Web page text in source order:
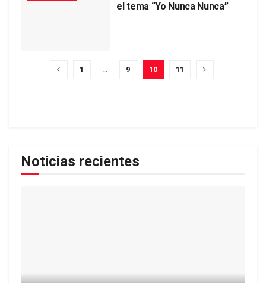
el tema “Yo Nunca Nunca”
1 9 10 11
Noticias recientes